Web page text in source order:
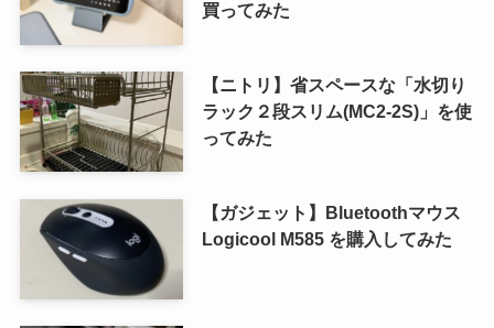
買ってみた
【ニトリ】省スペースな「水切り
ラック２段スリム(MC2-2S)」を使
ってみた
【ガジェット】Bluetoothマウス
Logicool M585 を購入してみた